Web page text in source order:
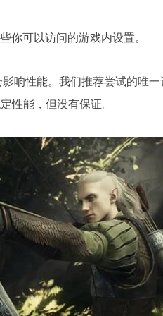
你可以访问的游戏内设置。
响性能。我们推荐尝试的唯
性能，但没有保证。